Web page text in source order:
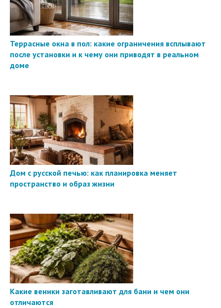
Террасные окна в пол: какие ограничения всплывают
после установки и к чему они приводят в реальном
доме
Дом с русской печью: как планировка меняет
пространство и образ жизни
Какие веники заготавливают для бани и чем они
отличаются